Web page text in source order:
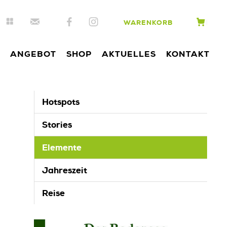
WARENKORB
ANGEBOT SHOP AKTUELLES KONTAKT
Hotspots
Stories
Elemente
Jahreszeit
Reise